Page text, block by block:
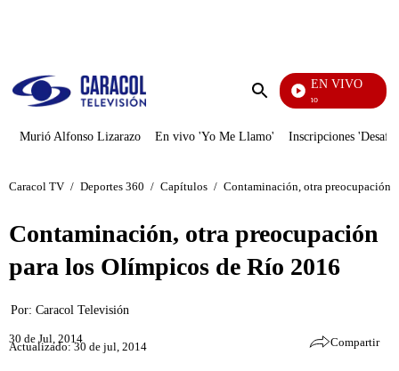
Enviar
EN VIVO
Yo Me Llamo
Murió Alfonso Lizarazo En vivo 'Yo Me Llamo' Inscripciones
Caracol TV / Deportes 360 / Capítulos / Contaminación, otra preocupación
Contaminación, otra preocupación
para los Olímpicos de Río 2016
Por: Caracol Televisión
30 de Jul, 2014
Actualizado: 30 de jul, 2014 Compartir